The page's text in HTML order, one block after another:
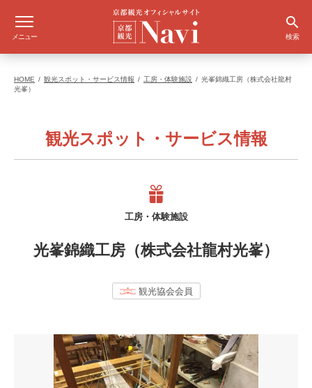
メニュー 検索
HOME 観光スポット・サービス情報 工房・体験施設
光峯錦織工房（株式会社龍村
光峯）
観光スポット・サービス情報
工房・体験施設
光峯錦織工房（株式会社龍村光峯）
観光協会会員